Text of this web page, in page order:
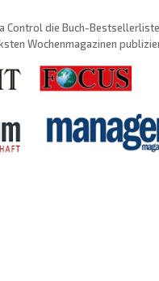
die Buch-
Wochenmagazinen